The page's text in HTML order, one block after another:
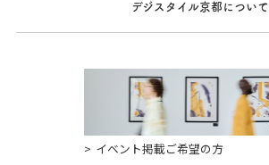
デジスタイル京都について
イベント掲載ご希望の方